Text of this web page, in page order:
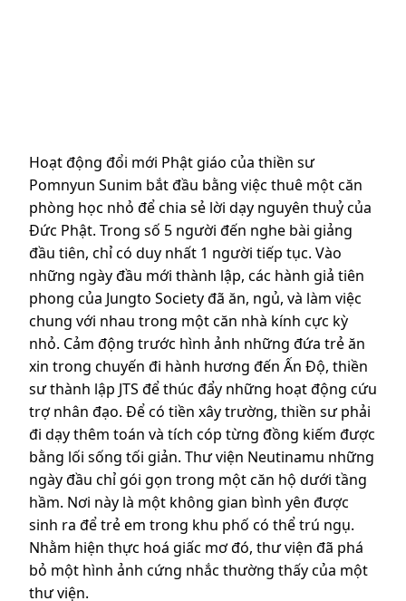
Hoạt động đổi mới Phật giáo của thiền sư
Pomnyun Sunim bắt đầu bằng việc thuê một căn
phòng học nhỏ để chia sẻ lời dạy nguyên thuỷ của
Đức Phật. Trong số 5 người đến nghe bài giảng
đầu tiên, chỉ có duy nhất 1 người tiếp tục. Vào
những ngày đầu mới thành lập, các hành giả tiên
phong của Jungto Society đã ăn, ngủ, và làm việc
chung với nhau trong một căn nhà kính cực kỳ
nhỏ. Cảm động trước hình ảnh những đứa trẻ ăn
xin trong chuyến đi hành hương đến Ấn Độ, thiền
sư thành lập JTS để thúc đẩy những hoạt động cứu
trợ nhân đạo. Để có tiền xây trường, thiền sư phải
đi dạy thêm toán và tích cóp từng đồng kiếm được
bằng lối sống tối giản. Thư viện Neutinamu những
ngày đầu chỉ gói gọn trong một căn hộ dưới tầng
hầm. Nơi này là một không gian bình yên được
sinh ra để trẻ em trong khu phố có thể trú ngụ.
Nhằm hiện thực hoá giấc mơ đó, thư viện đã phá
bỏ một hình ảnh cứng nhắc thường thấy của một
thư viện.